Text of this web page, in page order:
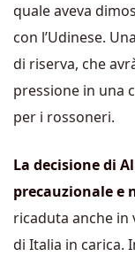
quale aveva
con l’Udinese.
di riserva, che
pressione in una
per i rossoneri.
La decisione di
precauzionale e
ricaduta anche in
di Italia in carica.